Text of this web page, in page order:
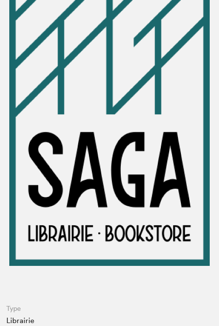
Espace enseignant·e·s
Espace pro
Type
Librairie